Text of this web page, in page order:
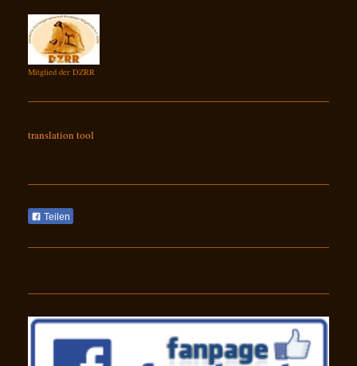
Mitglied der DZRR
translation tool
Teilen